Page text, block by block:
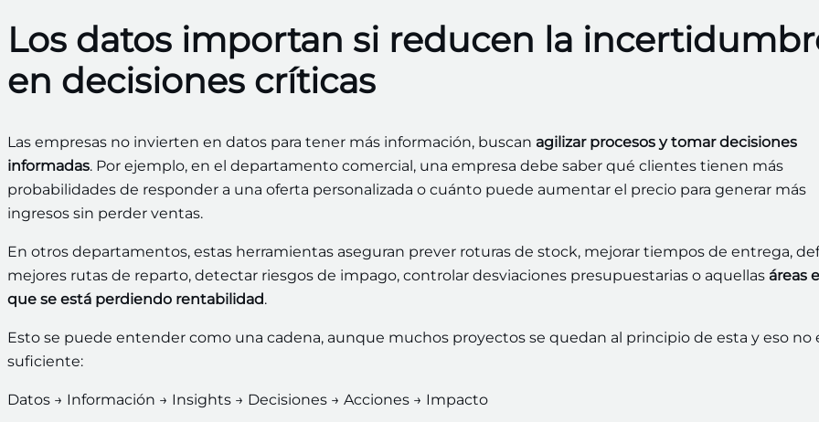
Los datos importan si reducen la
en decisiones críticas
Las empresas no invierten en datos para tener más información, buscan agilizar procesos y tomar decisiones
informadas. Por ejemplo, en el departamento comercial, una empresa debe saber qué clientes tienen más
probabilidades de responder a una oferta personalizada o cuánto puede aumentar el precio para generar más
ingresos sin perder ventas.
En otros departamentos, estas herramientas aseguran prever roturas de stock, mejorar tiempos de entrega,
mejores rutas de reparto, detectar riesgos de impago, controlar desviaciones presupuestarias o aquellas áreas
que se está perdiendo rentabilidad.
Esto se puede entender como una cadena, aunque muchos proyectos se quedan al principio de esta y eso no
suficiente:
Datos → Información → Insights → Decisiones → Acciones → Impacto